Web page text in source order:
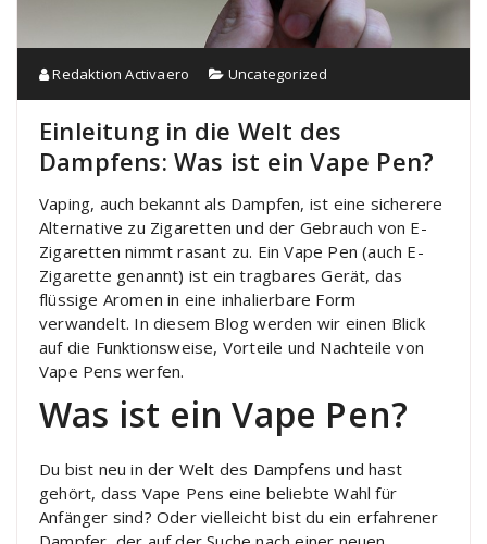
Redaktion Activaero Uncategorized
Einleitung in die Welt des
Dampfens: Was ist ein Vape Pen?
Vaping, auch bekannt als Dampfen, ist eine sicherere
Alternative zu Zigaretten und der Gebrauch von E-
Zigaretten nimmt rasant zu. Ein Vape Pen (auch E-
Zigarette genannt) ist ein tragbares Gerät, das
flüssige Aromen in eine inhalierbare Form
verwandelt. In diesem Blog werden wir einen Blick
auf die Funktionsweise, Vorteile und Nachteile von
Vape Pens werfen.
Was ist ein Vape Pen?
Du bist neu in der Welt des Dampfens und hast
gehört, dass Vape Pens eine beliebte Wahl für
Anfänger sind? Oder vielleicht bist du ein erfahrener